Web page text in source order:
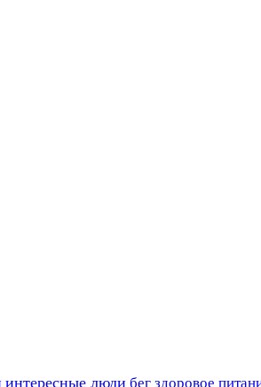
интересные люди бег здоровое